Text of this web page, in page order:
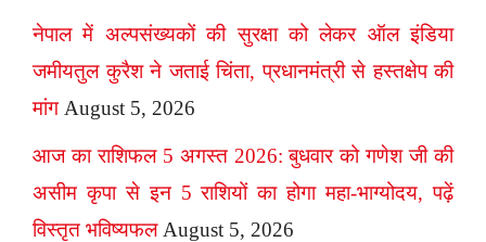
नेपाल में अल्पसंख्यकों की सुरक्षा को लेकर ऑल इंडिया
जमीयतुल कुरैश ने जताई चिंता, प्रधानमंत्री से हस्तक्षेप की
मांग August 5, 2026
आज का राशिफल 5 अगस्त 2026: बुधवार को गणेश जी की
असीम कृपा से इन 5 राशियों का होगा महा-भाग्योदय, पढ़ें
विस्तृत भविष्यफल August 5, 2026